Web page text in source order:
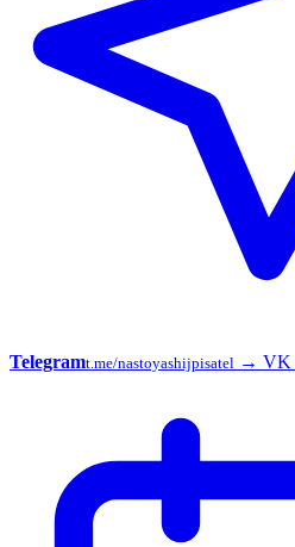
Telegramt.me/nastoyashijpisatel → VK